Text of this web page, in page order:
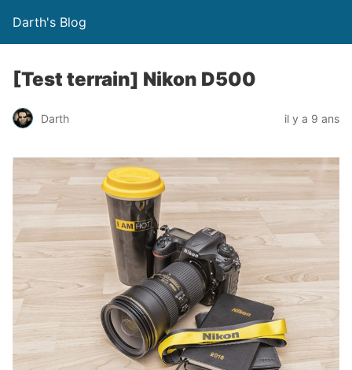
Darth's Blog
[Test terrain] Nikon D500
Darth il y a 9 ans